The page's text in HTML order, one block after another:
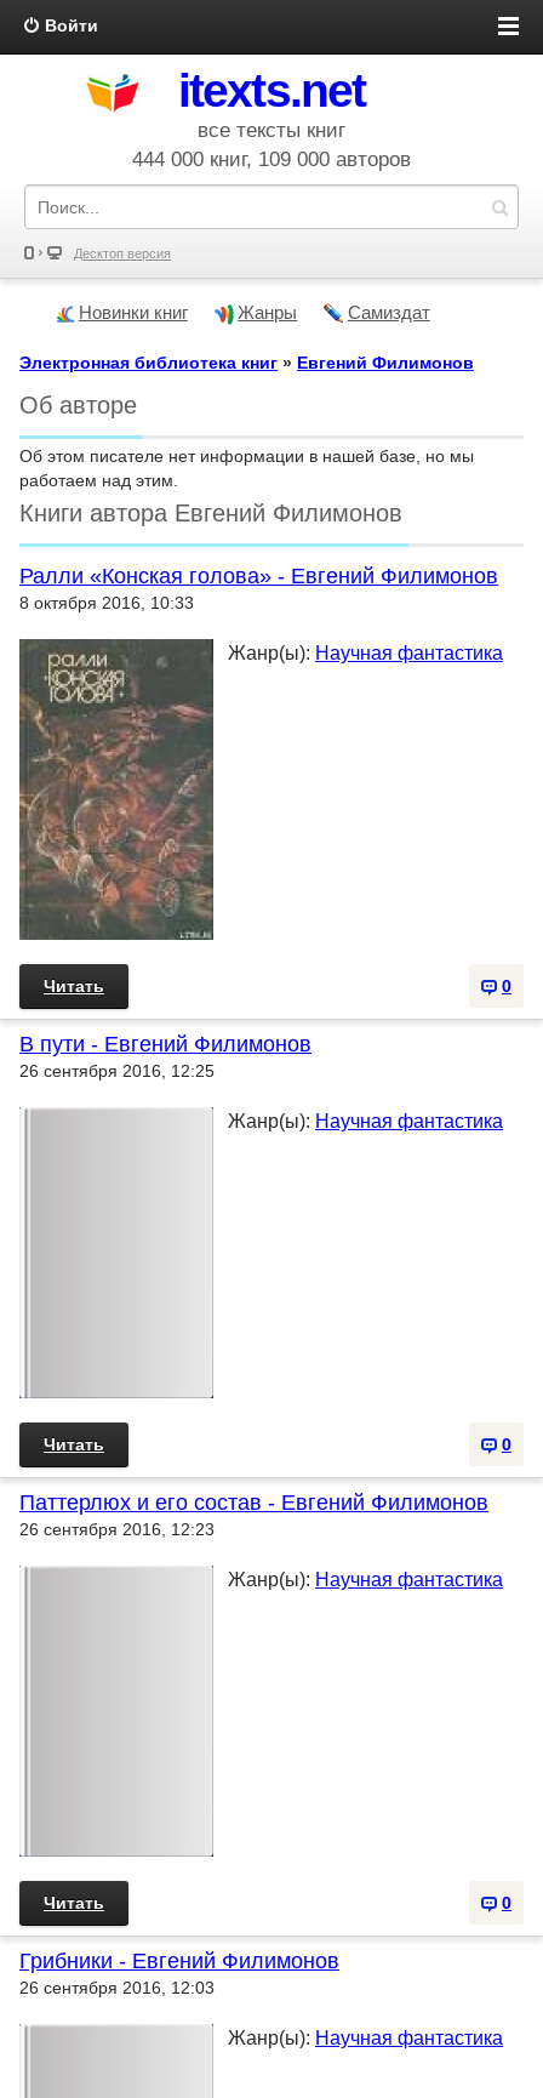
Войти
itexts.net
все тексты книг
444 000 книг, 109 000 авторов
Десктоп версия
Новинки книг Жанры Самиздат
Электронная библиотека книг » Евгений Филимонов
Об авторе
Об этом писателе нет информации в нашей базе, но мы
работаем над этим.
Книги автора Евгений Филимонов
Ралли «Конская голова» - Евгений Филимонов
8 октября 2016, 10:33
Жанр(ы): Научная фантастика
0
Читать
В пути - Евгений Филимонов
26 сентября 2016, 12:25
Жанр(ы): Научная фантастика
0
Читать
Паттерлюх и его состав - Евгений Филимонов
26 сентября 2016, 12:23
Жанр(ы): Научная фантастика
0
Читать
Грибники - Евгений Филимонов
26 сентября 2016, 12:03
Жанр(ы): Научная фантастика